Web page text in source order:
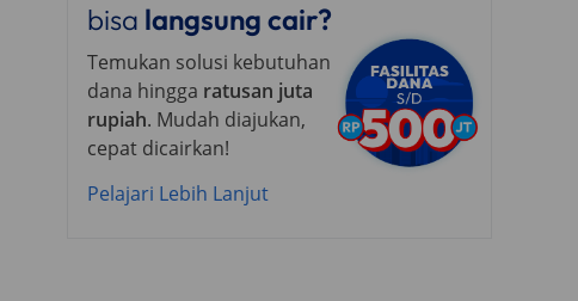
bisa langsung cair?
Temukan solusi kebutuhan
dana hingga ratusan juta
rupiah. Mudah diajukan,
cepat dicairkan!
Pelajari Lebih Lanjut